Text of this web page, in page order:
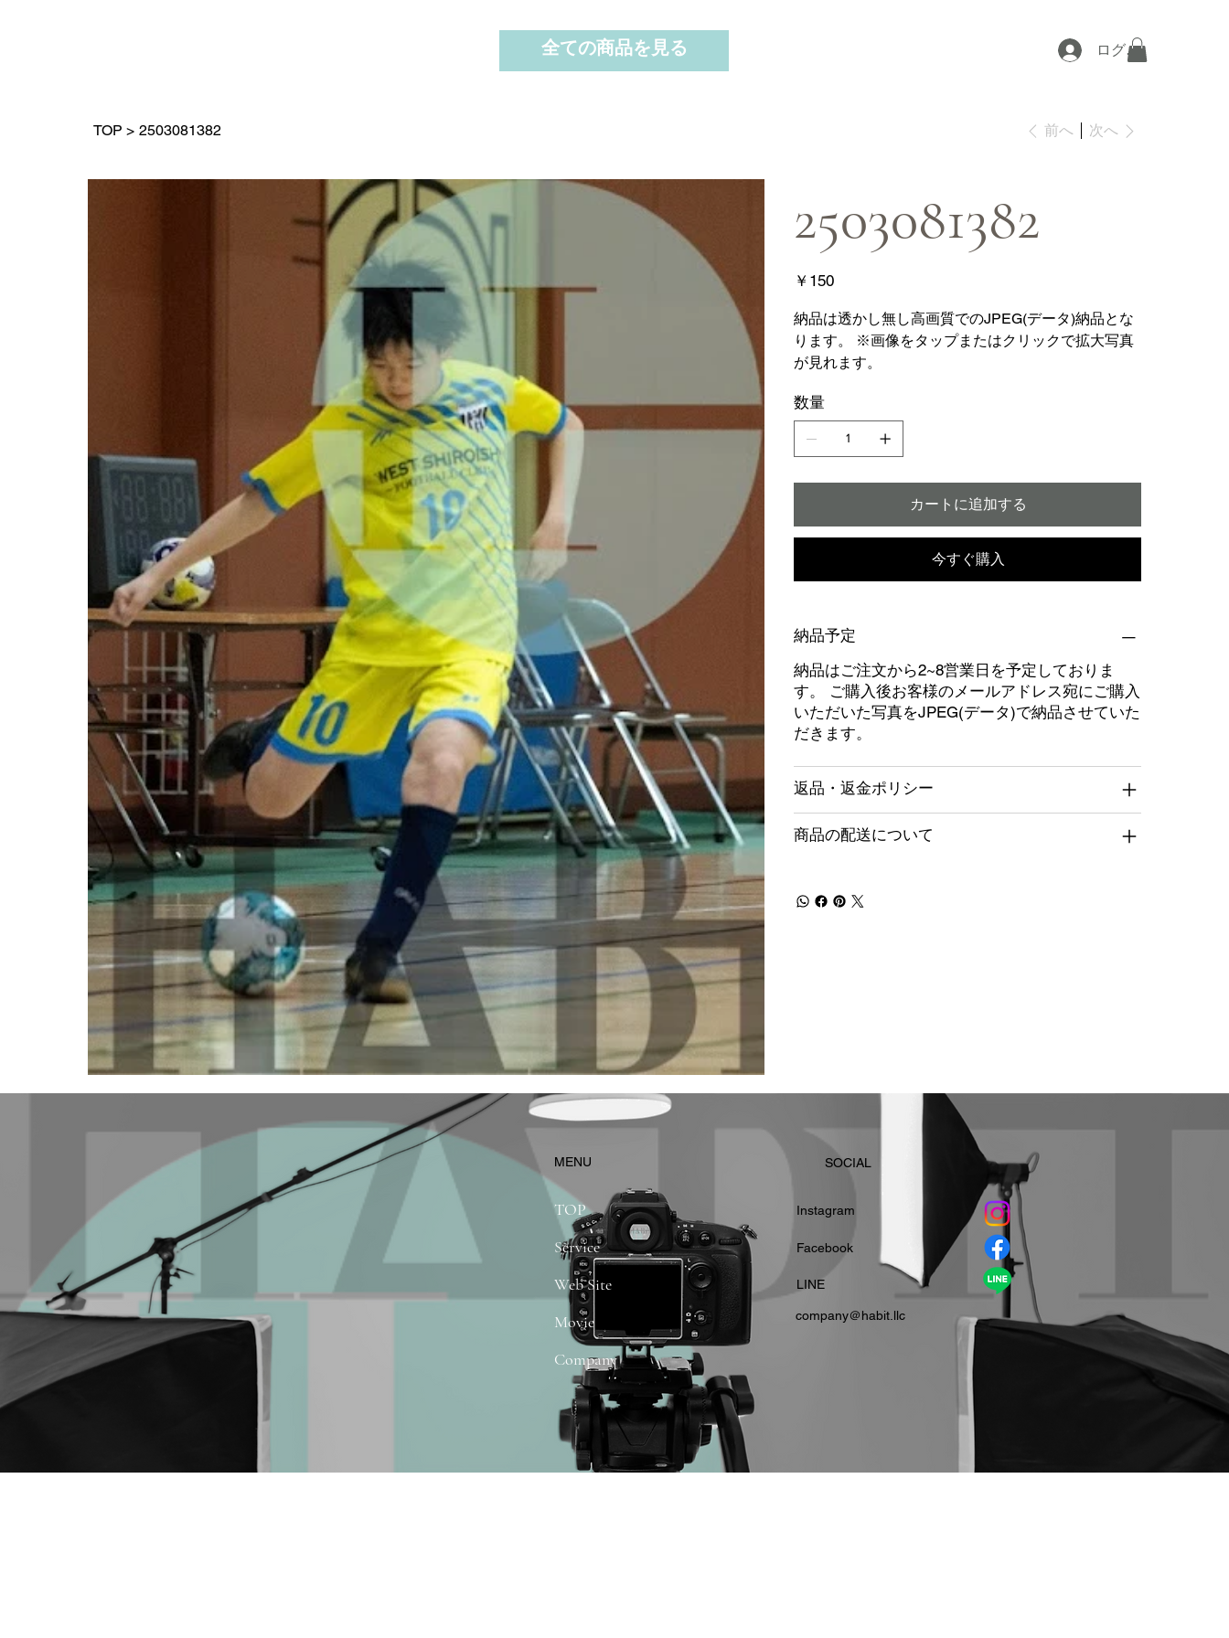
ログイン
全ての商品を見る
TOP > 2503081382 前へ 次へ
2503081382
価
格
￥150
納品は透かし無し高画質でのJPEG(データ)納品とな
ります。 ※画像をタップまたはクリックで拡大写真
が見れます。
数量
カートに追加する
今すぐ購入
納品予定
納品はご注文から2~8営業日を予定しておりま
す。 ご購入後お客様のメールアドレス宛にご購入
いただいた写真をJPEG(データ)で納品させていた
だきます。
返品・返金ポリシー
商品の配送について
​MENU
TOP
Service
Web Site
Movie
Company
​SOCIAL
Instagram
​Facebook
​LINE
company＠habit.llc